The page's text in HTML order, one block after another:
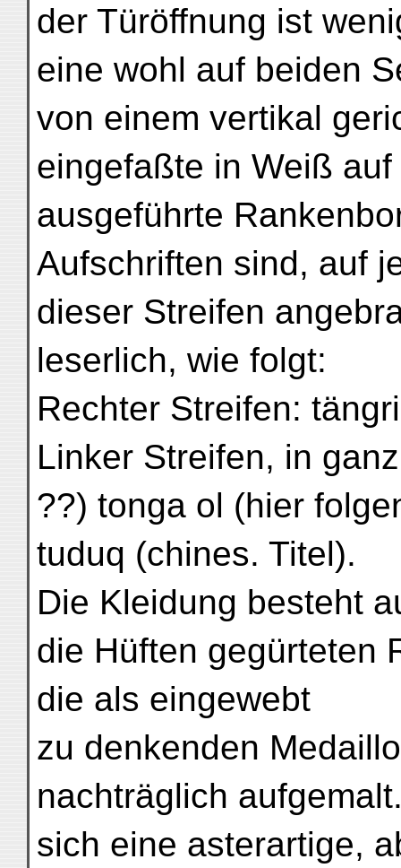
der Türöffnung ist
eine wohl auf beiden
von einem vertikal
eingefaßte in Weiß
ausgeführte
Aufschriften sind, auf
dieser Streifen
leserlich, wie folgt:
Rechter Streifen:
Linker Streifen, in
??) tonga ol (hier
tuduq (chines. Titel).
Die Kleidung besteht
die Hüften gegürteten
die als eingewebt
zu denkenden
nachträglich
sich eine asterartige,